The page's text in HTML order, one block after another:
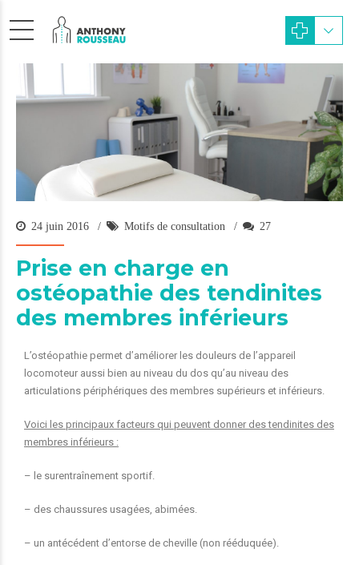
24 juin 2016 Motifs de consultation 27
Prise en charge en
ostéopathie des tendinites
des membres inférieurs
L’ostéopathie permet d’améliorer les douleurs de l’appareil
locomoteur aussi bien au niveau du dos qu’au niveau des
articulations périphériques des membres supérieurs et inférieurs.
Voici les principaux facteurs qui peuvent donner des tendinites des
membres inférieurs :
– le surentraînement sportif.
– des chaussures usagées, abimées.
– un antécédent d’entorse de cheville (non rééduquée).